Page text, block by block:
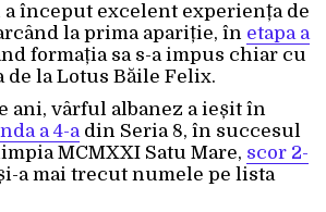
început excelent experiența de
la prima apariție, în etapa a
formația sa s-a impus chiar cu
de la Lotus Băile Felix.
ani, vârful albanez a ieșit în
a 4-adin Seria 8, în succesul
MCMXXI Satu Mare, scor 2-
a mai trecut numele pe lista